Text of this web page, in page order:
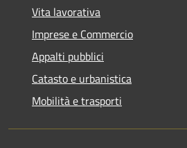
Vita lavorativa
Imprese e Commercio
Appalti pubblici
Catasto e urbanistica
Mobilità e trasporti